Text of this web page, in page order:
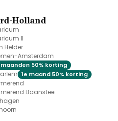
Holland
II
Helder
Amsterdam
maanden 50% korting
1e maand 50% korting
Baanstee